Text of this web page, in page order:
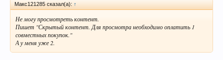
Макс121285 сказал(а): ↑
Не могу просмотреть контент.
Пишет "Скрытый контент. Для просмотра необходимо оплатить 1
совместных покупок."
А у меня уже 2.